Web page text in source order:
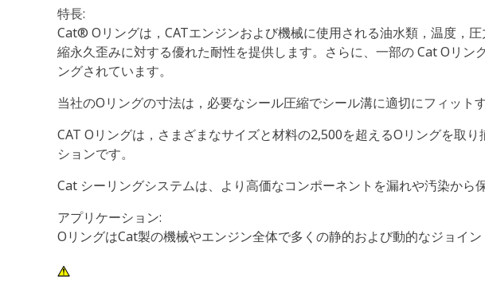
特長:
Cat® Oリングは，CATエンジンおよび機械に使用される油水類，温度，
縮永久歪みに対する優れた耐性を提供します。さらに、一部の Cat Oリ
ングされています。
当社のOリングの寸法は，必要なシール圧縮でシール溝に適切にフィッ
CAT Oリングは，さまざまなサイズと材料の2,500を超えるOリングを取
ションです。
Cat シーリングシステムは、より高価なコンポーネントを漏れや汚染か
アプリケーション:
OリングはCat製の機械やエンジン全体で多くの静的および動的なジョイン